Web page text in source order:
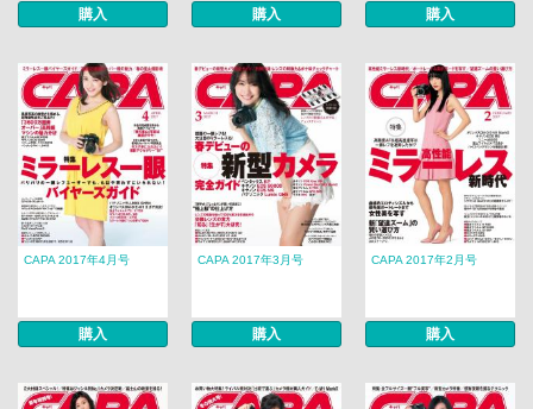
購入 購入 購入
CAPA 2017年4月号
購入
CAPA 2017年3月号
購入
CAPA 2017年2月号
購入